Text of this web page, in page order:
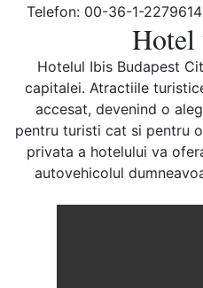
Telefon: 00-36-1-2279614
Hotel
Hotelul Ibis Budapest
capitalei. Atractiile
accesat, devenind o
pentru turisti cat si pentru
privata a hotelului va
autovehicolul